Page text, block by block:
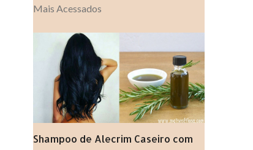
Mais Acessados
Shampoo de Alecrim Caseiro com